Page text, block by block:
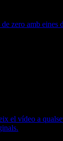
zero amb eines
el vídeo a